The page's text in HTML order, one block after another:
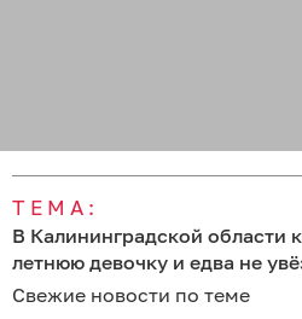
ТЕМА:
В Калининградской области
летнюю девочку и едва не
Свежие новости по теме